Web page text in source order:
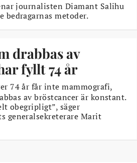
journalisten Diamant Salihu
bedragarnas metoder.
drabbas av
fyllt 74 år
74 år får inte mammografi,
av bröstcancer är konstant.
obegripligt”, säger
generalsekreterare Marit